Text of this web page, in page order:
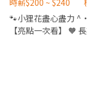
（無經驗可） 🔥 表現良好
應徵』➖➖➖ 🏢 公司名稱：豐鳴國際
人回覆您，謝謝
作內容 ✔ 商品驗收 ✔
理 ✔ 完成主管交辦事項 ✅ 需會操作電動拖板車（電拖） 📅 休
度 ✔ 月排休 8 天 ⚠ 應徵條件 ✔ 自備安全鞋 ✔ 自備反光背心 📩 名額
時薪$200 ~ $240
🐾小狸花盡心盡力
【亮點一次看】 🧡